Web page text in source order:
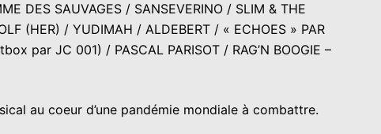
DES SAUVAGES / SANSEVERINO / SLIM & THE
(HER) / YUDIMAH / ALDEBERT / « ECHOES » PAR
par JC 001) / PASCAL PARISOT / RAG’N BOOGIE –
au coeur d’une pandémie mondiale à combattre.